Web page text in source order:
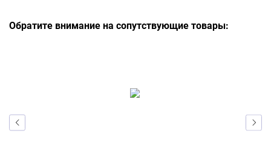
Обратите внимание на сопутствующие товары: